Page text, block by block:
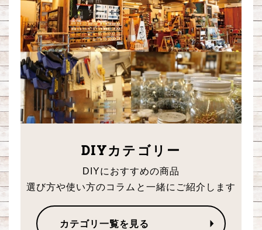
DIYカテゴリー
DIYにおすすめの商品
選び方や使い方のコラムと一緒にご紹介します
カテゴリ一覧を見る